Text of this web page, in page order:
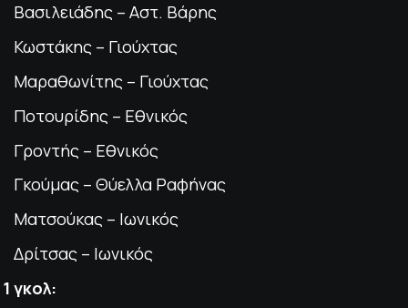
Βασιλειάδης – Αστ. Βάρης
Κωστάκης – Γιούχτας
Μαραθωνίτης – Γιούχτας
Ποτουρίδης – Εθνικός
Γροντής – Εθνικός
Γκούμας – Θύελλα Ραφήνας
Ματσούκας – Ιωνικός
Δρίτσας – Ιωνικός
1 γκολ: